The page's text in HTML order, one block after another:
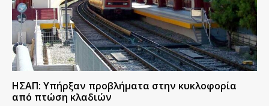
ΗΣΑΠ: Υπήρξαν προβλήματα στην κυκλοφορία
από πτώση κλαδιών